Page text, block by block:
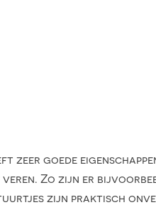
goede
Zo zijn er
zijn praktisch